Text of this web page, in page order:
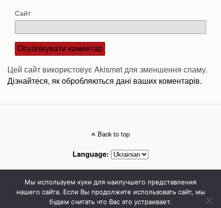
Сайт
Цей сайт використовує Akismet для зменшення спаму.
Дізнайтеся, як обробляються дані ваших коментарів.
Back to top
Language:
Mobile Desktop
Стоматолог Сумы, стоматологические клиники Сумы, детская стоматология в
Мы используем куки для наилучшего представления
нашего сайта. Если Вы продолжите использовать сайт, мы
будем считать что Вас это устраивает.